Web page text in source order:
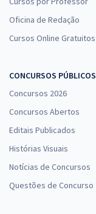
Oficina de Redação
Cursos Online Gratuitos
CONCURSOS PÚBLICOS
Concursos 2026
Concursos Abertos
Editais Publicados
Histórias Visuais
Notícias de Concursos
Questões de Concurso